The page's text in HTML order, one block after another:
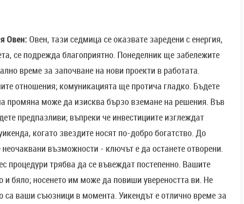
Овен: Овен, тази седмица се оказвате заредени с енергия,
се подрежда благоприятно. Понеделник ще забележите
време за започване на нови проекти в работата.
отношения; комуникацията ще протича гладко. Бъдете
промяна може да изисква бързо вземане на решения. Във
предпазливи; въпреки че инвестициите изглеждат
когато звездите носят по-добро богатство. До
възможности - ключът е да останете отворени.
процедури трябва да се въвеждат постепенно. Вашите
и бяло; носенето им може да повиши увереността ви. Не
са ваши съюзници в момента. Уикендът е отлично време за